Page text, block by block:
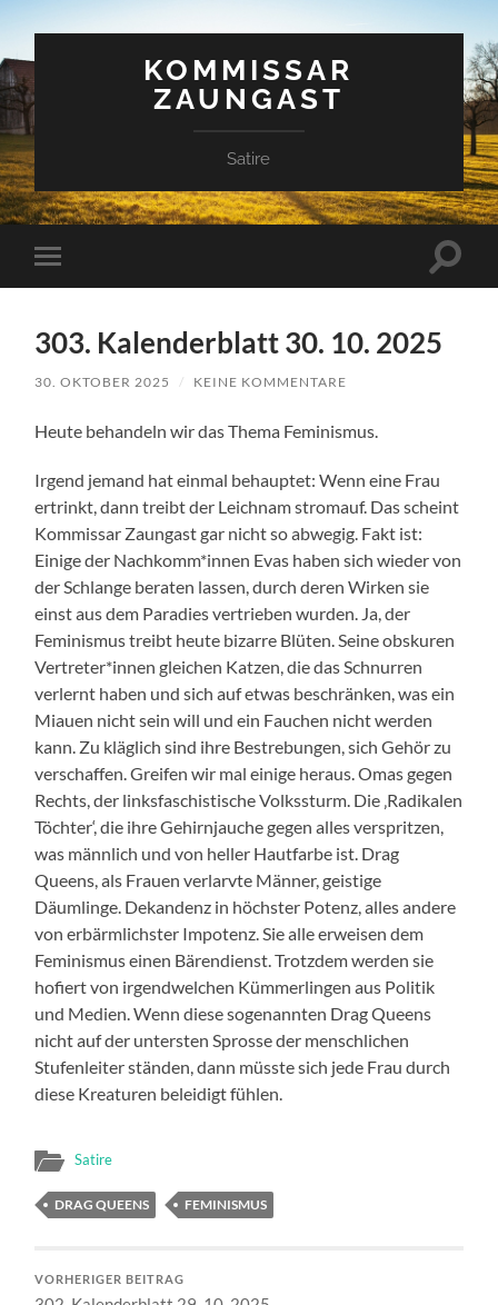
KOMMISSAR
ZAUNGAST
Satire
Mobile-
Menü
303. Kalenderblatt 30. 10. 2025
30. OKTOBER 2025 / KEINE KOMMENTARE
Heute behandeln wir das Thema Feminismus.
Irgend jemand hat einmal behauptet: Wenn eine Frau
ertrinkt, dann treibt der Leichnam stromauf. Das scheint
Kommissar Zaungast gar nicht so abwegig. Fakt ist:
Einige der Nachkomm*innen Evas haben sich wieder von
der Schlange beraten lassen, durch deren Wirken sie
einst aus dem Paradies vertrieben wurden. Ja, der
Feminismus treibt heute bizarre Blüten. Seine obskuren
Vertreter*innen gleichen Katzen, die das Schnurren
verlernt haben und sich auf etwas beschränken, was ein
Miauen nicht sein will und ein Fauchen nicht werden
kann. Zu kläglich sind ihre Bestrebungen, sich Gehör zu
verschaffen. Greifen wir mal einige heraus. Omas gegen
Rechts, der linksfaschistische Volkssturm. Die ‚Radikalen
Töchter‘, die ihre Gehirnjauche gegen alles verspritzen,
was männlich und von heller Hautfarbe ist. Drag
Queens, als Frauen verlarvte Männer, geistige
Däumlinge. Dekandenz in höchster Potenz, alles andere
von erbärmlichster Impotenz. Sie alle erweisen dem
Feminismus einen Bärendienst. Trotzdem werden sie
hofiert von irgendwelchen Kümmerlingen aus Politik
und Medien. Wenn diese sogenannten Drag Queens
nicht auf der untersten Sprosse der menschlichen
Stufenleiter ständen, dann müsste sich jede Frau durch
diese Kreaturen beleidigt fühlen.
Satire
DRAG QUEENS FEMINISMUS
VORHERIGER BEITRAG